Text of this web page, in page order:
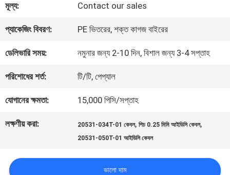
গুণমান
নিয়ন্ত্রণ
আমাদের
সাথে
যোগাযোগ
খবর
মূল্য: Contact our sales
প্যাকেজিং বিবরণ: PE ভিতরের, শক্ত কাগজ বাইরের
ডেলিভারি সময়: নমুনার জন্য 2-10 দিন, বিশাল জন্য 3-4 সপ্তাহ
পরিশোধের শর্ত: টি/টি, পেপ্যাল
যোগানের ক্ষমতা: 15,000 পিসি/সপ্তাহ
লক্ষণীয় করা: 20531-034T-01 কেবল,পিচ 0.25 মিমি আইডিসি কেবল,
20531-050T-01 আইডিসি কেবল
ভালো দাম